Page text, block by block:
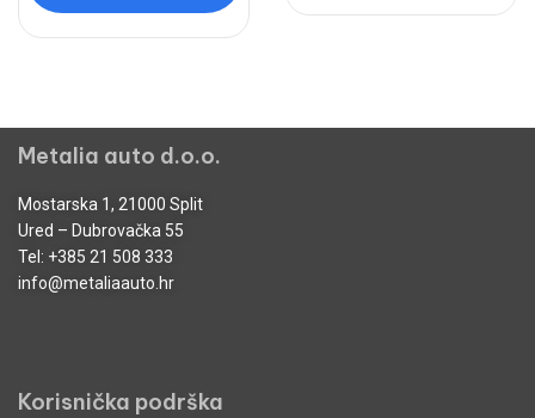
Metalia auto d.o.o.
Mostarska 1, 21000 Split
Ured – Dubrovačka 55
Tel: +385 21 508 333
info@metaliaauto.hr
Korisnička podrška